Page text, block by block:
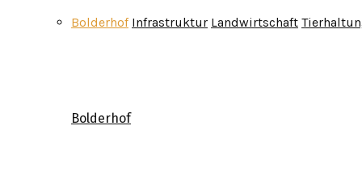
Bolderhof Infrastruktur Landwirtschaft
Bolderhof